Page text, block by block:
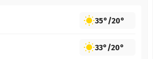
35°/20°
33°/20°